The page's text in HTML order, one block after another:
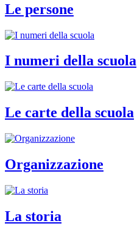
Le persone
I numeri della scuola
Le carte della scuola
Organizzazione
La storia